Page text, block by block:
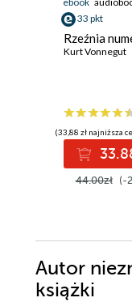
33 pkt
Rzeźnia
Kurt Vonnegut
(33,88 zł najniższa
44.00zł (-
Autor
książki